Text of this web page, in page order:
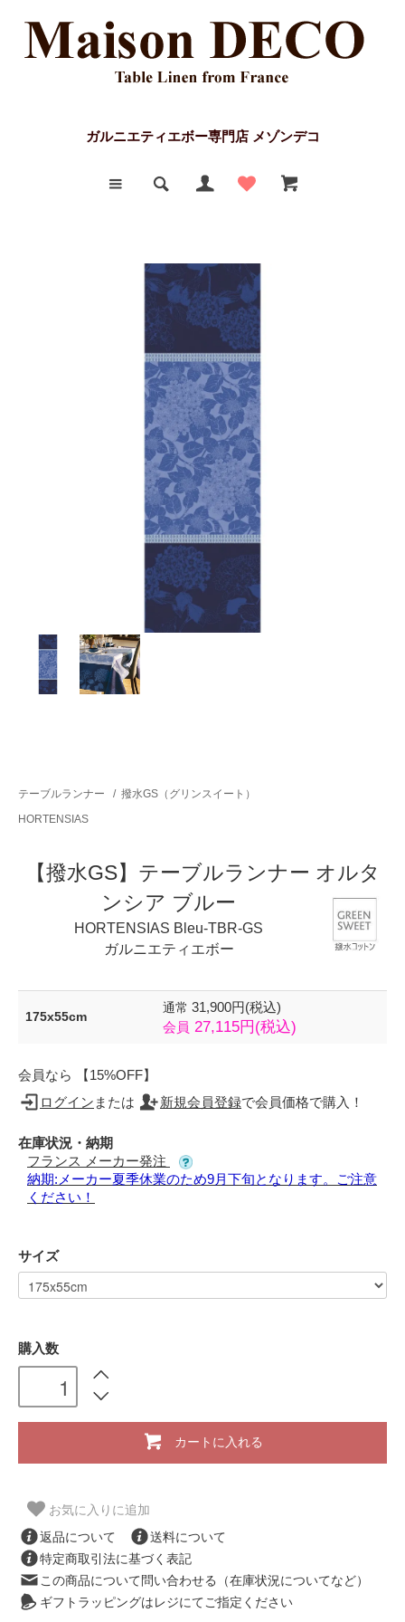
ガルニエティエボー専門店 メゾンデコ
テーブルランナー / 撥水GS（グリンスイート）
HORTENSIAS
【撥水GS】テーブルランナー オルタ
ンシア ブルー
HORTENSIAS Bleu-TBR-GS
ガルニエティエボー
175x55cm
通常 31,900円(税込)
会員 27,115円(税込)
会員なら 【15%OFF】
ログイン または 新規会員登録で会員価格で購入！
在庫状況・納期
フランス メーカー発注
納期:メーカー夏季休業のため9月下旬となります。ご注意
ください！
サイズ
購入数
カートに入れる
お気に入りに追加
返品について
送料について
特定商取引法に基づく表記
この商品について問い合わせる（在庫状況についてなど）
ギフトラッピングはレジにてご指定ください